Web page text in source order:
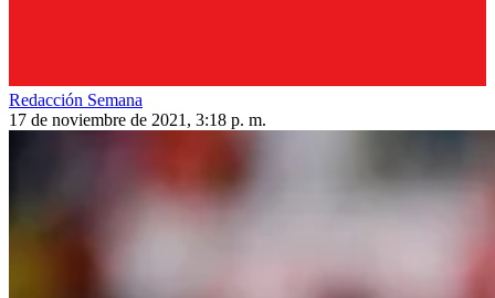
Redacción Semana
17 de noviembre de 2021, 3:18 p. m.